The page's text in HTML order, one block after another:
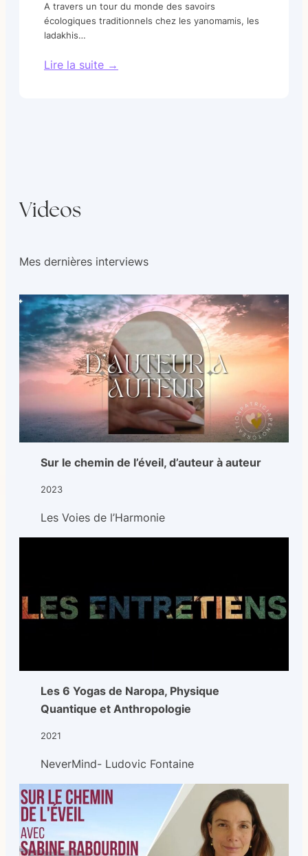
A travers un tour du monde des savoirs
écologiques traditionnels chez les yanomamis, les
ladakhis…
Lire la suite →
Videos
Mes dernières interviews
Sur le chemin de l’éveil, d’auteur à auteur
2023
Les Voies de l’Harmonie
Les 6 Yogas de Naropa, Physique
Quantique et Anthropologie
2021
NeverMind- Ludovic Fontaine